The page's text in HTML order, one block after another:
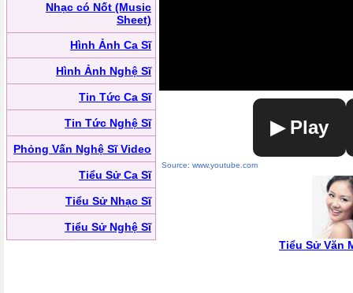
Nhạc có Nốt (Music
Sheet)
Hình Ảnh Ca Sĩ
Hình Ảnh Nghệ Sĩ
Tin Tức Ca Sĩ
Tin Tức Nghệ Sĩ
Phỏng Vấn Nghệ Sĩ Video
Tiểu Sử Ca Sĩ
Tiểu Sử Nhạc Sĩ
Tiểu Sử Nghệ Sĩ
▶ Play
Source: www.youtube.com
Tiểu Sử Văn